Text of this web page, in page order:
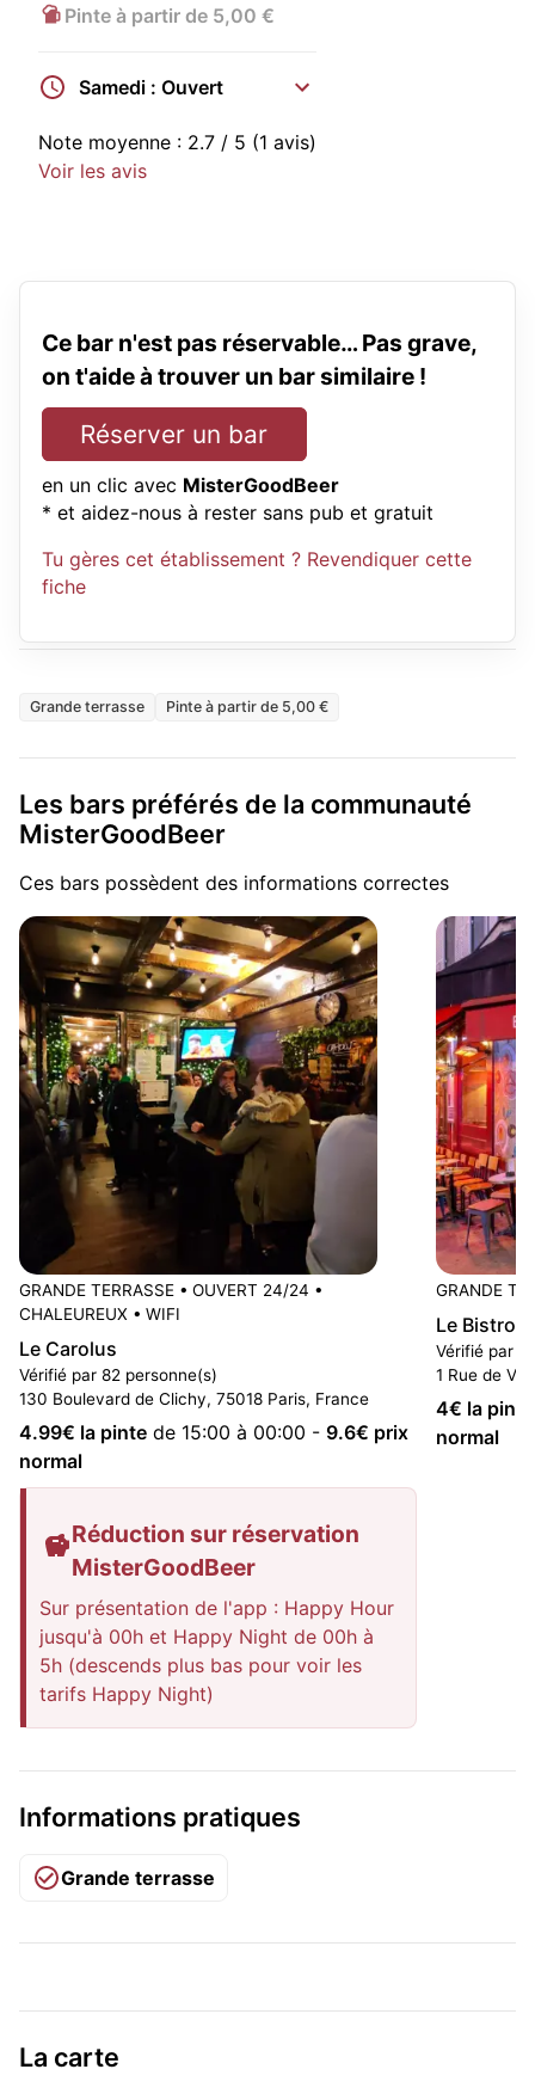
Pinte à partir de 5,00 €
Samedi : Ouvert
Note moyenne : 2.7 / 5 (1 avis)
Voir les avis
Ce bar n'est pas réservable… Pas grave,
on t'aide à trouver un bar similaire !
Réserver un bar
en un clic avec MisterGoodBeer
* et aidez-nous à rester sans pub et gratuit
Tu gères cet établissement ? Revendiquer cette
fiche
Grande terrasse Pinte à partir de 5,00 €
Les bars préférés de la communauté
MisterGoodBeer
Ces bars possèdent des informations correctes
GRANDE TERRASSE • OUVERT 24/24 •
CHALEUREUX • WIFI
Le Carolus
Vérifié par 82 personne(s)
130 Boulevard de Clichy, 75018 Paris, France
4.99€ la pinte de 15:00 à 00:00 - 9.6€ prix
normal
Réduction sur réservation
MisterGoodBeer
Sur présentation de l'app : Happy Hour
jusqu'à 00h et Happy Night de 00h à
5h (descends plus bas pour voir les
tarifs Happy Night)
GRANDE
Le Bistro
Vérifié par
1 Rue de
4€ la pinte
normal
Informations pratiques
Grande terrasse
La carte